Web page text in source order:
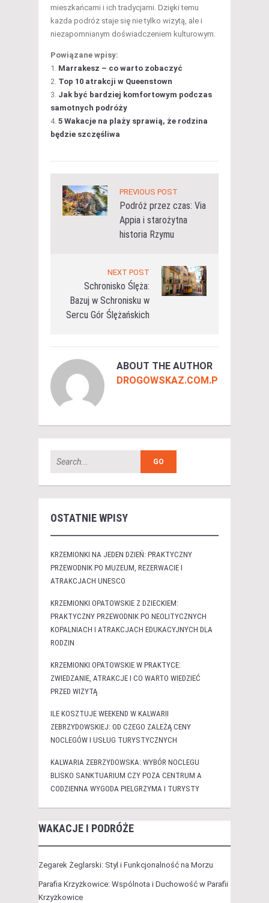
mieszkańcami i ich tradycjami. Dzięki temu
każda podróż staje się nie tylko wizytą, ale i
niezapomnianym doświadczeniem kulturowym.
Powiązane wpisy:
Marrakesz – co warto zobaczyć
Top 10 atrakcji w Queenstown
Jak być bardziej komfortowym podczas
samotnych podróży
5 Wakacje na plaży sprawią, że rodzina
będzie szczęśliwa
PREVIOUS POST
Podróż przez czas: Via
Appia i starożytna
historia Rzymu
NEXT POST
Schronisko Ślęża:
Bazuj w Schronisku w
Sercu Gór Ślężańskich
ABOUT THE AUTHOR
DROGOWSKAZ.COM.PL
OSTATNIE WPISY
KRZEMIONKI NA JEDEN DZIEŃ: PRAKTYCZNY
PRZEWODNIK PO MUZEUM, REZERWACIE I
ATRAKCJACH UNESCO
KRZEMIONKI OPATOWSKIE Z DZIECKIEM:
PRAKTYCZNY PRZEWODNIK PO NEOLITYCZNYCH
KOPALNIACH I ATRAKCJACH EDUKACYJNYCH DLA
RODZIN
KRZEMIONKI OPATOWSKIE W PRAKTYCE:
ZWIEDZANIE, ATRAKCJE I CO WARTO WIEDZIEĆ
PRZED WIZYTĄ
ILE KOSZTUJE WEEKEND W KALWARII
ZEBRZYDOWSKIEJ: OD CZEGO ZALEŻĄ CENY
NOCLEGÓW I USŁUG TURYSTYCZNYCH
KALWARIA ZEBRZYDOWSKA: WYBÓR NOCLEGU
BLISKO SANKTUARIUM CZY POZA CENTRUM A
CODZIENNA WYGODA PIELGRZYMA I TURYSTY
WAKACJE I PODRÓŻE
Zegarek Żeglarski: Styl i Funkcjonalność na Morzu
Parafia Krzyżkowice: Wspólnota i Duchowość w Parafii
Krzyżkowice